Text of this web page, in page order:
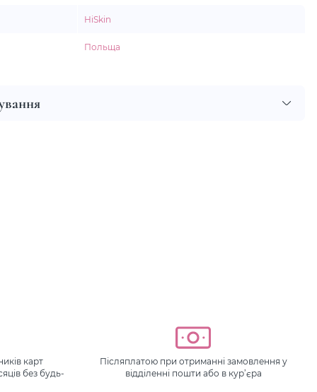
HiSkin
Польща
карт
без будь-
Післяплатою при отриманні замовлення у
відділенні пошти або в кур’єра